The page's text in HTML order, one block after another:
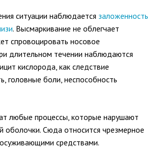
ситуации наблюдается заложенность
. Высмаркивание не облегчает
спровоцировать носовое
длительном течении наблюдаются
кислорода, как следствие
головные боли, неспособность
любые процессы, которые нарушают
оболочки. Сюда относится чрезмерное
средствами.